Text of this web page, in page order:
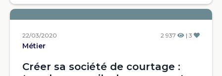
22/03/2020 2 937 | 3
Métier
Créer sa société de courtage :